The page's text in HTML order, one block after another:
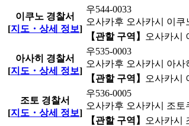
이쿠노 경찰서
[지도・상세 정보]
우544-0033
오사카후 오사카시 이쿠
【관할 구역】 오사카시
아사히 경찰서
[지도・상세 정보]
우535-0003
오사카후 오사카시 아사
【관할 구역】 오사카시
조토 경찰서
[지도・상세 정보]
우536-0005
오사카후 오사카시 조토
【관할 구역】 오사카시